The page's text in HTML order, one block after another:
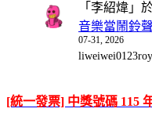
「 李紹煒 」
音樂當鬧鈴
07-31, 2026
[統一發票] 中獎號碼 115